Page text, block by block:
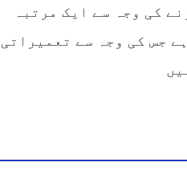
کی وجہ سے ایک مرتبہ
جس کی وجہ سے تعمیراتی